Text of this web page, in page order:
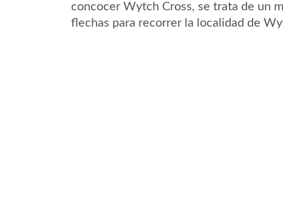
concocer Wytch Cross, se trata de un
flechas para recorrer la localidad de